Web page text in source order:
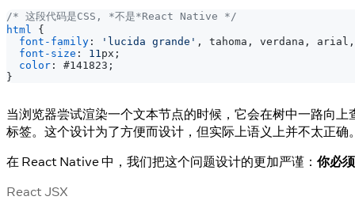
/* 这段代码是CSS, *不是*React Native */
html
{
font-family : 'lucida grande' , tahoma , verdana , arial ,
font-size : 11 px ;
color : #141823 ;
}
当浏览器尝试渲染一个文本节点的时候，它会在树中一路向
标签。这个设计为了方便而设计，但实际上语义上并不太正确
在 React Native 中，我们把这个问题设计的更加严谨： 你必
React JSX